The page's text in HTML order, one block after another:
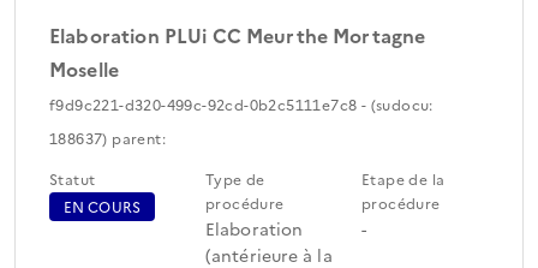
Elaboration PLUi CC Meurthe Mortagne
Moselle
f9d9c221-d320-499c-92cd-0b2c5111e7c8 - (sudocu:
188637) parent:
Statut
EN COURS
Type de
procédure
Elaboration
(antérieure à la
Etape de la
procédure
-